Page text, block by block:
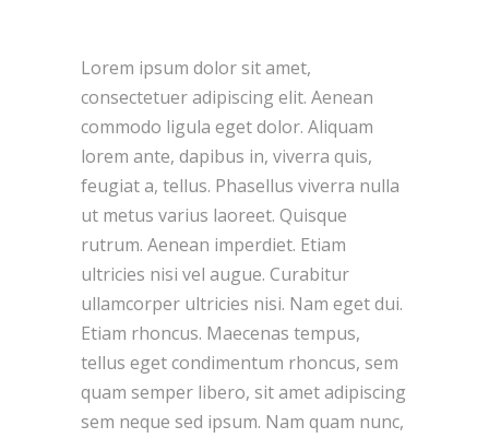
Lorem ipsum dolor sit amet,
consectetuer adipiscing elit. Aenean
commodo ligula eget dolor. Aliquam
lorem ante, dapibus in, viverra quis,
feugiat a, tellus. Phasellus viverra nulla
ut metus varius laoreet. Quisque
rutrum. Aenean imperdiet. Etiam
ultricies nisi vel augue. Curabitur
ullamcorper ultricies nisi. Nam eget dui.
Etiam rhoncus. Maecenas tempus,
tellus eget condimentum rhoncus, sem
quam semper libero, sit amet adipiscing
sem neque sed ipsum. Nam quam nunc,